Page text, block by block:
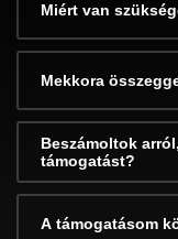
Miért van
Mekkora
Beszámoltok
támogatást?
A támogatásom